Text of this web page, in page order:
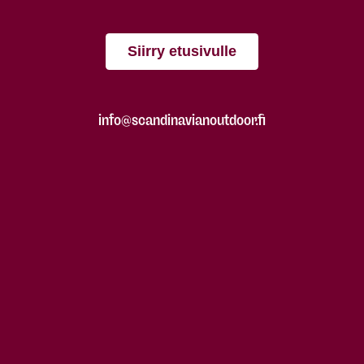
Siirry etusivulle
info@scandinavianoutdoor.fi